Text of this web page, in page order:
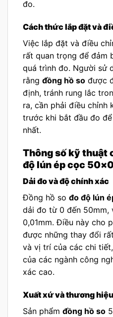
đo.
Cách thức lắp đặt và
Việc lắp đặt và điều
rất quan trọng để đảm
quá trình đo. Người sử
rằng đồng hồ so được
định, tránh rung lắc
ra, cần phải điều chỉnh
trước khi bắt đầu đo
nhất.
Thông số kỹ thuật
độ lún ép cọc
Dải đo và độ chính xác
Đồng hồ so đo độ lún
dải đo từ 0 đến 50mm,
0,01mm. Điều này cho
được những thay đổi
và vị trí của các chi
của các ngành công
xác cao.
Xuất xứ và thương hiệu
Sản phẩm đồng hồ so